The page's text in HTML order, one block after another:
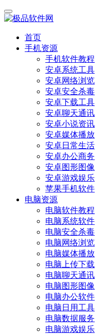
首页
手机资源
手机软件教程
安卓系统工具
安卓网络浏览
安卓安全杀毒
安卓下载工具
安卓聊天通讯
安卓小说资讯
安卓媒体播放
安卓日常生活
安卓办公商务
安卓图形图像
安卓游戏娱乐
苹果手机软件
电脑资源
电脑软件教程
电脑系统软件
电脑安全杀毒
电脑网络浏览
电脑媒体播放
电脑上传下载
电脑聊天通讯
电脑图形图像
电脑办公软件
电脑日用工具
电脑数据服务
电脑游戏娱乐